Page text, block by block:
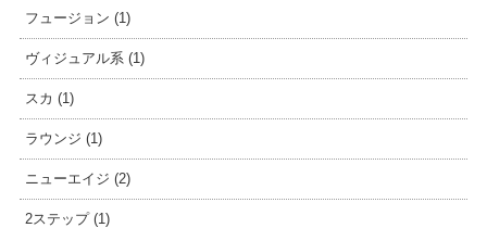
フュージョン (1)
ヴィジュアル系 (1)
スカ (1)
ラウンジ (1)
ニューエイジ (2)
2ステップ (1)